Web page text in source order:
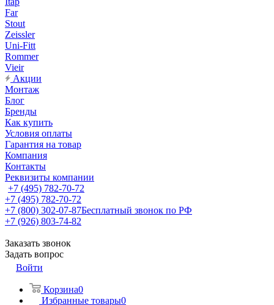
Far
Stout
Zeissler
Uni-Fitt
Rommer
Vieir
Акции
Монтаж
Блог
Бренды
Как купить
Условия оплаты
Гарантия на товар
Компания
Контакты
Реквизиты компании
+7 (495) 782-70-72
+7 (495) 782-70-72
+7 (800) 302-07-87Бесплатный звонок по РФ
+7 (926) 803-74-82
Заказать звонок
Задать вопрос
Войти
Корзина0
Избранные товары0